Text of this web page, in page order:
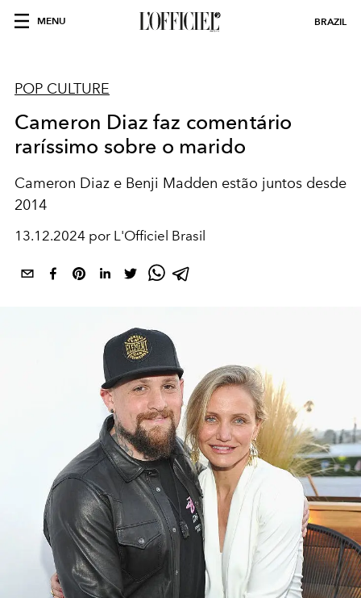
MENU BRAZIL
POP CULTURE
Cameron Diaz faz comentário
raríssimo sobre o marido
Cameron Diaz e Benji Madden estão juntos desde
2014
13.12.2024 por L'Officiel Brasil